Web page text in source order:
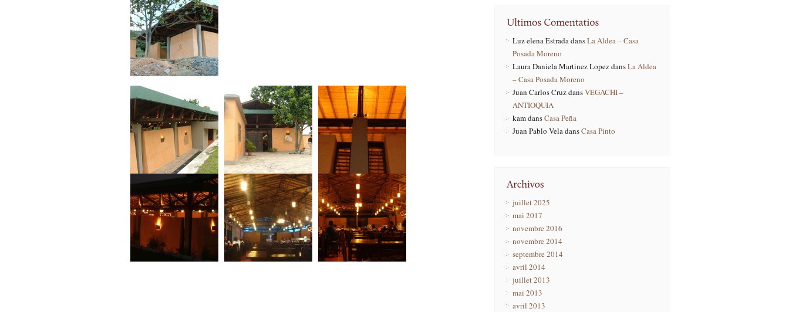
Luz elena EstradadansLa Aldea – Casa
Posada Moreno
Laura Daniela Martinez LopezdansLa Aldea
– Casa Posada Moreno
Juan Carlos CruzdansVEGACHI –
ANTIOQUIA
kamdansCasa Peña
Juan Pablo VeladansCasa Pinto
juillet 2025
mai 2017
novembre 2016
novembre 2014
septembre 2014
avril 2014
juillet 2013
mai 2013
avril 2013